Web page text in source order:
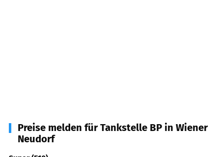
Preise melden für Tankstelle BP in Wiener
Neudorf